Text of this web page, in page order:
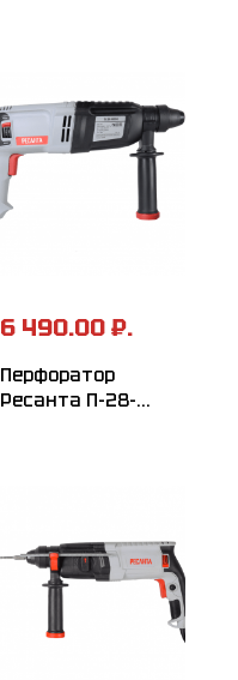
6 490.00 ₽.
Перфоратор
Ресанта П-28-